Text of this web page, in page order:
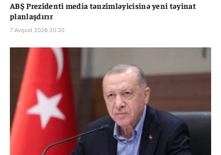
ABŞ Prezidenti media tənzimləyicisinə yeni təyinat
planlaşdırır
7 Avqust 2026 20:30